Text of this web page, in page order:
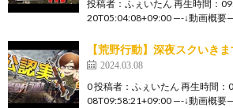
投稿者：ふぇいたん 再生時間：
20T05:04:08+09:00 —-↓動画概
【荒野行動】深夜スクいき
2024.03.08
0 投稿者：ふぇいたん 再生時間
08T09:58:21+09:00 —-↓動画概要